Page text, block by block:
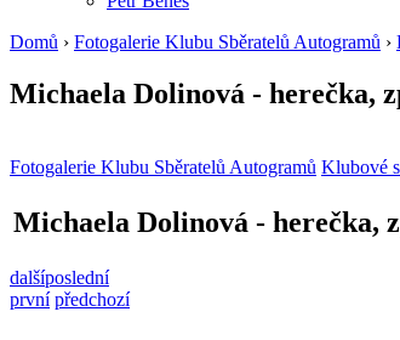
Domů › Fotogalerie Klubu Sběratelů Autogramů ›
Michaela Dolinová - herečka,
Fotogalerie Klubu Sběratelů Autogramů Klubové
Michaela Dolinová - herečka,
dalšíposlední
první předchozí